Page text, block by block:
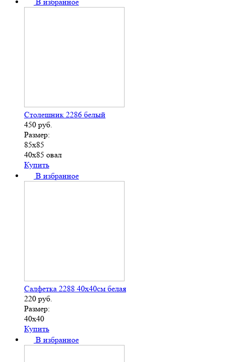
Столешник 2286 белый
450 руб.
Размер:
85х85
40х85 овал
Купить
В избранное
Салфетка 2288 40х40см белая
220 руб.
Размер:
40х40
Купить
В избранное